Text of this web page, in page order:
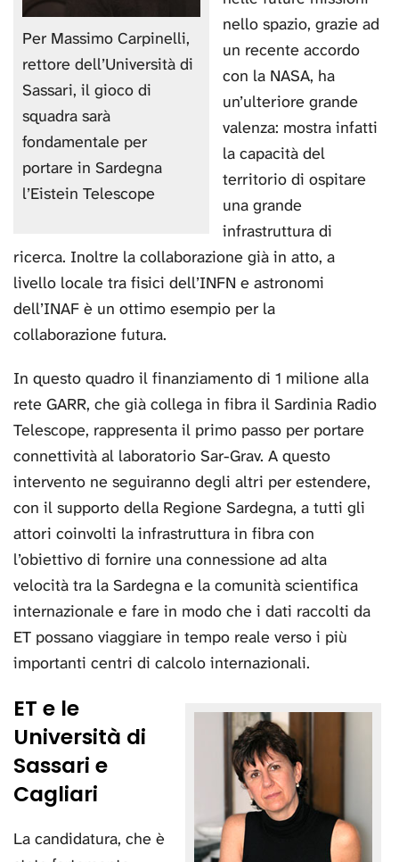
Per Massimo Carpinelli,
rettore dell’Università di
Sassari, il gioco di
squadra sarà
fondamentale per
portare in Sardegna
l’Eistein Telescope
nello spazio, grazie ad
un recente accordo
con la NASA, ha
un’ulteriore grande
valenza: mostra infatti
la capacità del
territorio di ospitare
una grande
infrastruttura di
ricerca. Inoltre la collaborazione già in atto, a
livello locale tra fisici dell’INFN e astronomi
dell’INAF è un ottimo esempio per la
collaborazione futura.
In questo quadro il finanziamento di 1 milione alla
rete GARR, che già collega in fibra il Sardinia Radio
Telescope, rappresenta il primo passo per portare
connettività al laboratorio Sar-Grav. A questo
intervento ne seguiranno degli altri per estendere,
con il supporto della Regione Sardegna, a tutti gli
attori coinvolti la infrastruttura in fibra con
l’obiettivo di fornire una connessione ad alta
velocità tra la Sardegna e la comunità scientifica
internazionale e fare in modo che i dati raccolti da
ET possano viaggiare in tempo reale verso i più
importanti centri di calcolo internazionali.
ET e le
Università di
Sassari e
Cagliari
La candidatura, che è